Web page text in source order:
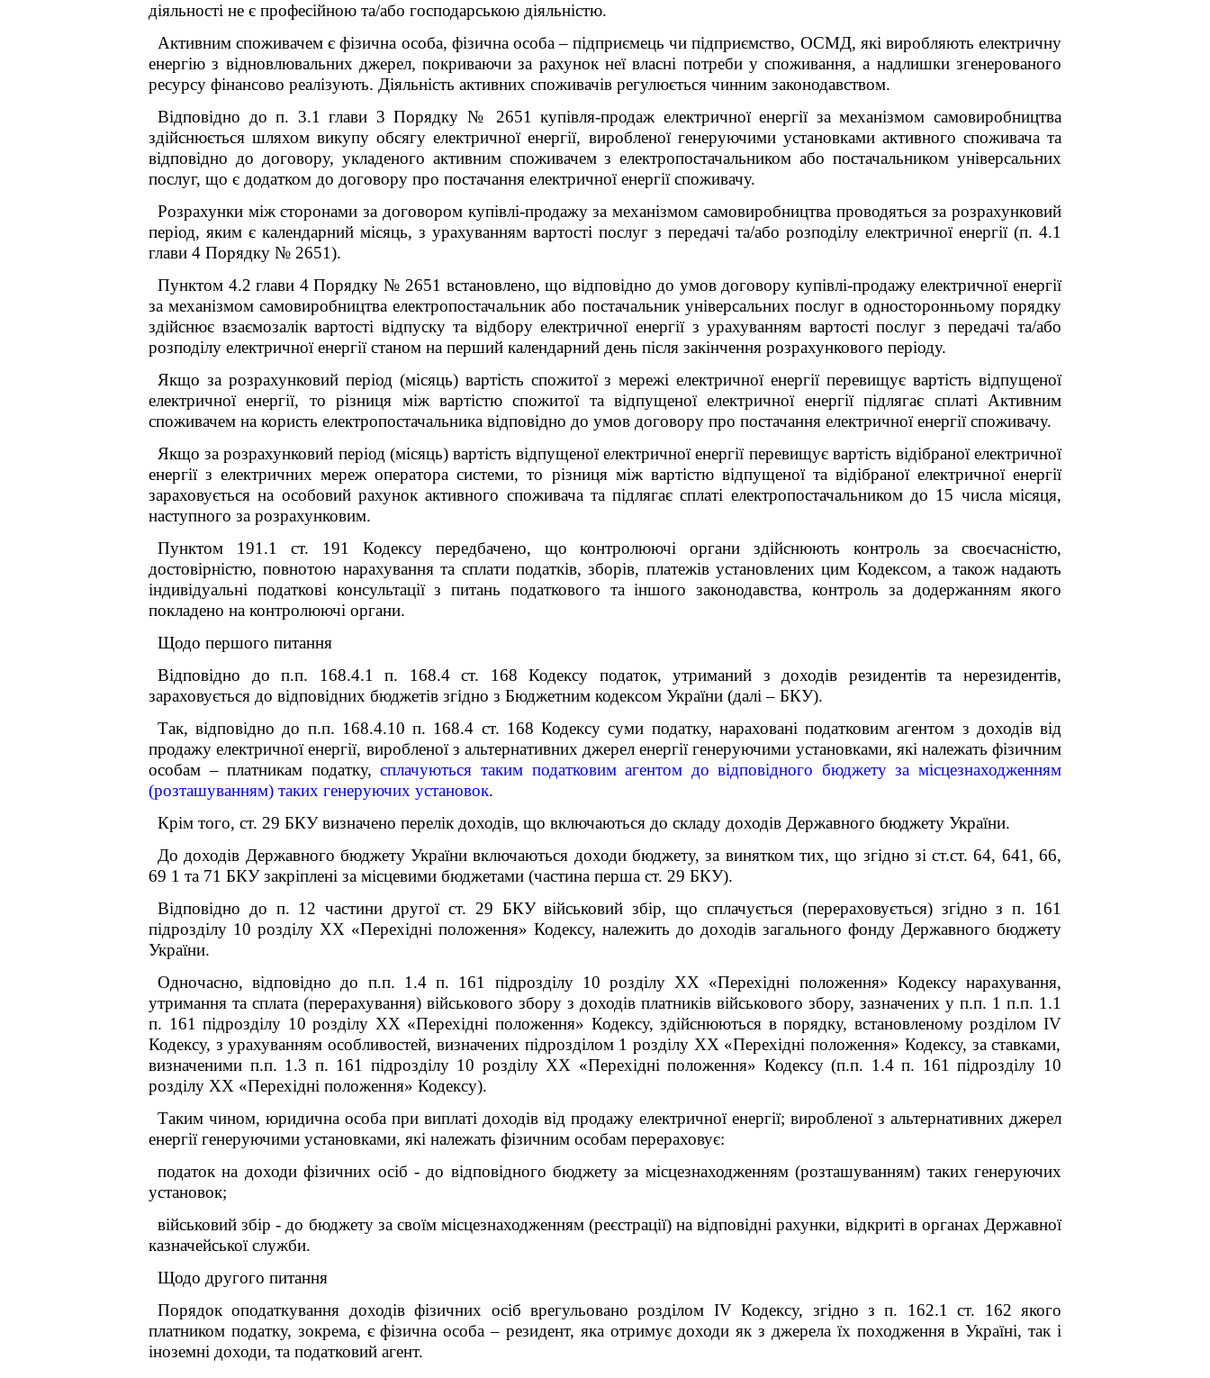
діяльності не є професійною та/або господарською діяльністю.
Активним споживачем є фізична особа, фізична особа – підприємець чи підприємство, ОСМД, які виробляють електричну
енергію з відновлювальних джерел, покриваючи за рахунок неї власні потреби у споживання, а надлишки згенерованого
ресурсу фінансово реалізують. Діяльність активних споживачів регулюється чинним законодавством.
Відповідно до п. 3.1 глави 3 Порядку № 2651 купівля-продаж електричної енергії за механізмом самовиробництва
здійснюється шляхом викупу обсягу електричної енергії, виробленої генеруючими установками активного споживача та
відповідно до договору, укладеного активним споживачем з електропостачальником або постачальником універсальних
послуг, що є додатком до договору про постачання електричної енергії споживачу.
Розрахунки між сторонами за договором купівлі-продажу за механізмом самовиробництва проводяться за розрахунковий
період, яким є календарний місяць, з урахуванням вартості послуг з передачі та/або розподілу електричної енергії (п. 4.1
глави 4 Порядку № 2651).
Пунктом 4.2 глави 4 Порядку № 2651 встановлено, що відповідно до умов договору купівлі-продажу електричної енергії
за механізмом самовиробництва електропостачальник або постачальник універсальних послуг в односторонньому порядку
здійснює взаємозалік вартості відпуску та відбору електричної енергії з урахуванням вартості послуг з передачі та/або
розподілу електричної енергії станом на перший календарний день після закінчення розрахункового періоду.
Якщо за розрахунковий період (місяць) вартість спожитої з мережі електричної енергії перевищує вартість відпущеної
електричної енергії, то різниця між вартістю спожитої та відпущеної електричної енергії підлягає сплаті Активним
споживачем на користь електропостачальника відповідно до умов договору про постачання електричної енергії споживачу.
Якщо за розрахунковий період (місяць) вартість відпущеної електричної енергії перевищує вартість відібраної електричної
енергії з електричних мереж оператора системи, то різниця між вартістю відпущеної та відібраної електричної енергії
зараховується на особовий рахунок активного споживача та підлягає сплаті електропостачальником до 15 числа місяця,
наступного за розрахунковим.
Пунктом 191 .1 ст. 191
Кодексу передбачено, що контролюючі органи здійснюють контроль за своєчасністю,
достовірністю, повнотою нарахування та сплати податків, зборів, платежів установлених цим Кодексом, а також надають
індивідуальні податкові консультації з питань податкового та іншого законодавства, контроль за додержанням якого
покладено на контролюючі органи.
Щодо першого питання
Відповідно до п.п. 168.4.1 п. 168.4 ст. 168 Кодексу податок, утриманий з доходів резидентів та нерезидентів,
зараховується до відповідних бюджетів згідно з Бюджетним кодексом України (далі – БКУ).
Так, відповідно до п.п. 168.4.10 п. 168.4 ст. 168 Кодексу суми податку, нараховані податковим агентом з доходів від
продажу електричної енергії, виробленої з альтернативних джерел енергії генеруючими установками, які належать фізичним
особам – платникам податку,сплачуються таким податковим агентом до відповідного бюджету за місцезнаходженням
(розташуванням) таких генеруючих установок.
Крім того, ст. 29 БКУ визначено перелік доходів, що включаються до складу доходів Державного бюджету України.
До доходів Державного бюджету України включаються доходи бюджету, за винятком тих, що згідно зі ст.ст. 64, 641 , 66,
69 1 та 71 БКУ закріплені за місцевими бюджетами (частина перша ст. 29 БКУ).
Відповідно до п. 1 2 частини другої ст. 29 БКУ військовий збір, що сплачується (перераховується) згідно з п. 161
підрозділу 10 розділу XX «Перехідні положення» Кодексу, належить до доходів загального фонду Державного бюджету
України.
Одночасно, відповідно до п.п. 1.4 п. 161 підрозділу 10 розділу XX «Перехідні положення» Кодексу нарахування,
утримання та сплата (перерахування) військового збору з доходів платників військового збору, зазначених у п.п. 1 п.п. 1.1
п. 161 підрозділу 10 розділу XX «Перехідні положення» Кодексу, здійснюються в порядку, встановленому розділомIV
Кодексу, з урахуванням особливостей, визначених підрозділом 1 розділу XX «Перехідні положення» Кодексу, за ставками,
визначеними п.п. 1.3 п. 161 підрозділу 10 розділу XX «Перехідні положення» Кодексу (п.п. 1.4 п. 161 підрозділу 10
розділу XX «Перехідні положення» Кодексу).
Таким чином, юридична особа при виплаті доходів від продажу електричної енергії; виробленої з альтернативних джерел
енергії генеруючими установками, які належать фізичним особам перераховує:
податок на доходи фізичних осіб - до відповідного бюджету за місцезнаходженням (розташуванням) таких генеруючих
установок;
військовий збір - до бюджету за своїм місцезнаходженням (реєстрації) на відповідні рахунки, відкриті в органах Державної
казначейської служби.
Щодо другого питання
Порядок оподаткування доходів фізичних осіб врегульовано розділом ІVКодексу, згідно з п. 162.1 ст. 162 якого
платником податку, зокрема, є фізична особа – резидент, яка отримує доходи як з джерела їх походження в Україні, так і
іноземні доходи, та податковий агент.